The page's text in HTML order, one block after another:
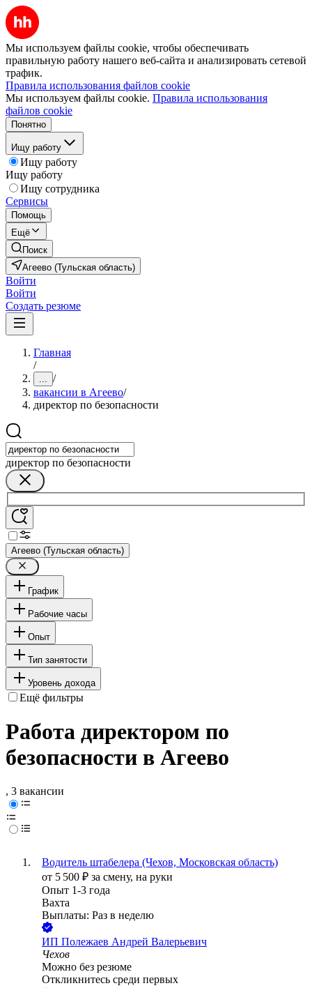
Мы используем файлы cookie, чтобы обеспечивать
правильную работу нашего веб-сайта и анализировать сетевой
трафик.
Правила использования файлов cookie
Мы используем файлы cookie. Правила использования
файлов cookie
Понятно
Ищу работу
Ищу работу
Ищу работу
Ищу сотрудника
Сервисы
Помощь
Ещё
Поиск
Агеево (Тульская область)
Войти
Войти
Создать резюме
Главная
/
... /
вакансии в Агеево/
директор по безопасности
директор по безопасности
Агеево (Тульская область)
График
Рабочие часы
Опыт
Тип занятости
Уровень дохода
Ещё фильтры
Работа директором по
безопасности в Агеево
, 3 вакансии
Водитель штабелера (Чехов, Московская область)
от 5 500 ₽ за смену, на руки
Опыт 1-3 года
Вахта
Выплаты: Раз в неделю
ИП Полежаев Андрей Валерьевич
Чехов
Можно без резюме
Откликнитесь среди первых